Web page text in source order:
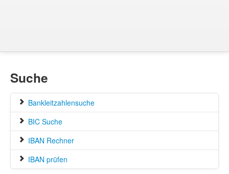
Suche
Bankleitzahlensuche
BIC Suche
IBAN Rechner
IBAN prüfen